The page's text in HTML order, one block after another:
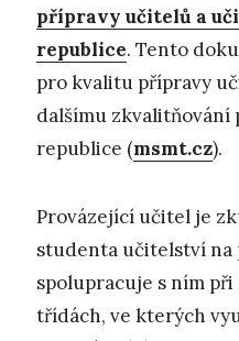
přípravy učitelů a
republice. Tento
pro kvalitu přípravy
dalšímu zkvalitňování
republice (msmt.cz).
Provázející učitel je
studenta učitelství na
spolupracuje s ním
třídách, ve kterých